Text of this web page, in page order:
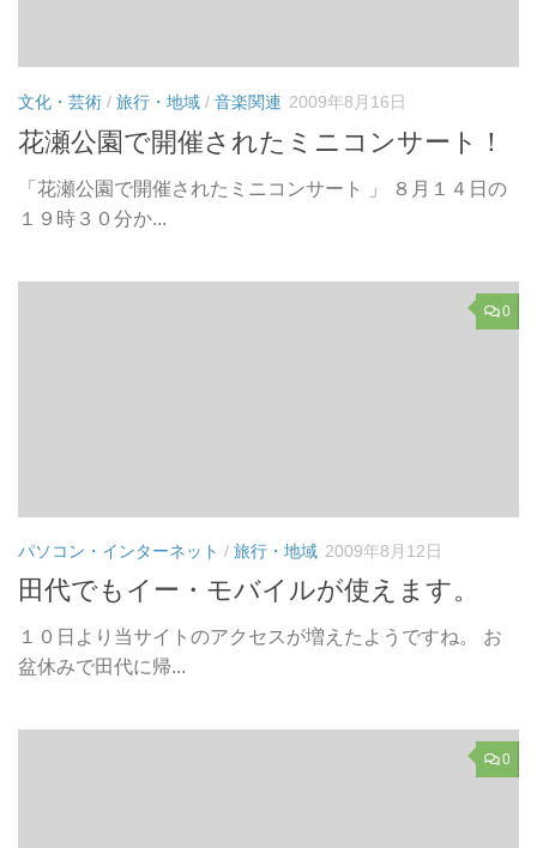
文化・芸術 / 旅行・地域 / 音楽関連 2009年8月16日
花瀬公園で開催されたミニコンサート！
「花瀬公園で開催されたミニコンサート 」 ８月１４日の
１９時３０分か...
0
パソコン・インターネット / 旅行・地域 2009年8月12日
田代でもイー・モバイルが使えます。
１０日より当サイトのアクセスが増えたようですね。 お
盆休みで田代に帰...
0